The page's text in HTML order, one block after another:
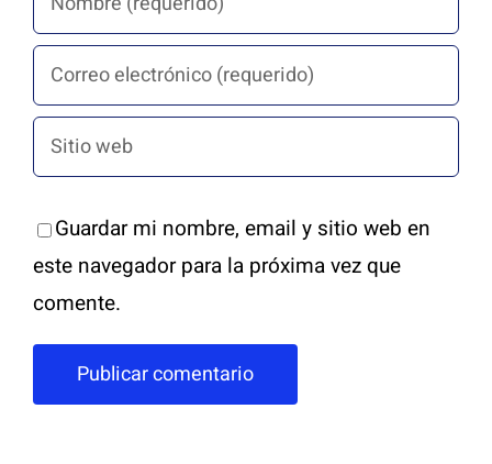
Guardar mi nombre, email y sitio web en
este navegador para la próxima vez que
comente.